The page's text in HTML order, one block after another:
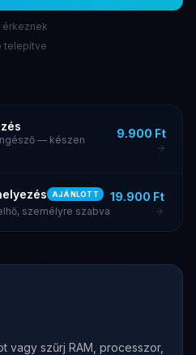
telepítve
— készen
9.900 Ft
AJÁNLOTT
személyre szabva
19.900 Ft
vagy szűrj RAM, processzor,